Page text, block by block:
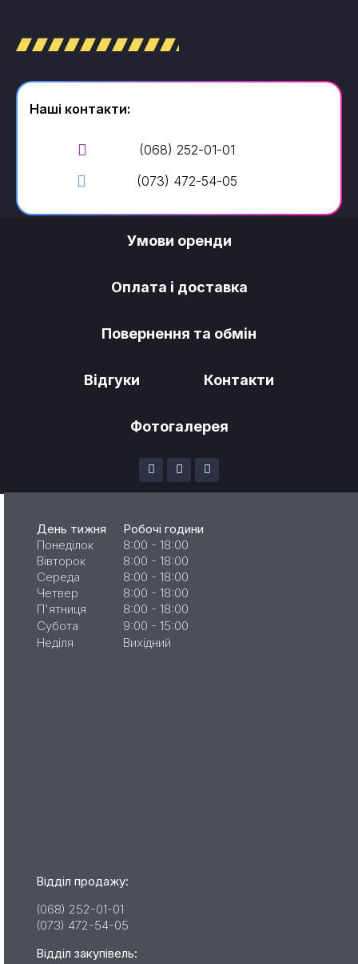
Наші контакти:
(068) 252-01-01
(073) 472-54-05
Умови оренди
Оплата і доставка
Повернення та обмін
Відгуки Контакти
Фотогалерея
День тижня
Робочі години
Понеділок
8:00 - 18:00
Вівторок
8:00 - 18:00
Середа
8:00 - 18:00
Четвер
8:00 - 18:00
П'ятниця
8:00 - 18:00
Субота
9:00 - 15:00
Неділя
Вихідний
Відділ продажу:
(068) 252-01-01
(073) 472-54-05
Відділ закупівель: